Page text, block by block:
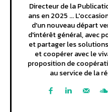
Directeur de la
ans en 2025 ...
d'un nouveau départ
d'intérêt général, avec
et partager les
et coopérer avec le
proposition de
au service de la